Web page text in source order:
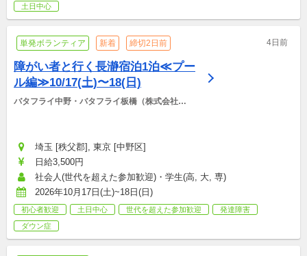
土日中心
単発ボランティア 新着 締切2日前 4日前
障がい者と行く長瀞宿泊1泊≪プー
ル編≫10/17(土)〜18(日)
バタフライ中野・バタフライ板橋（株式会社
埼玉 [秩父郡], 東京 [中野区]
日給3,500円
社会人(世代を超えた参加歓迎)・学生(高, 大, 専)
2026年10月17日(土)~18日(日)
初心者歓迎 土日中心 世代を超えた参加歓迎
発達障害
ダウン症